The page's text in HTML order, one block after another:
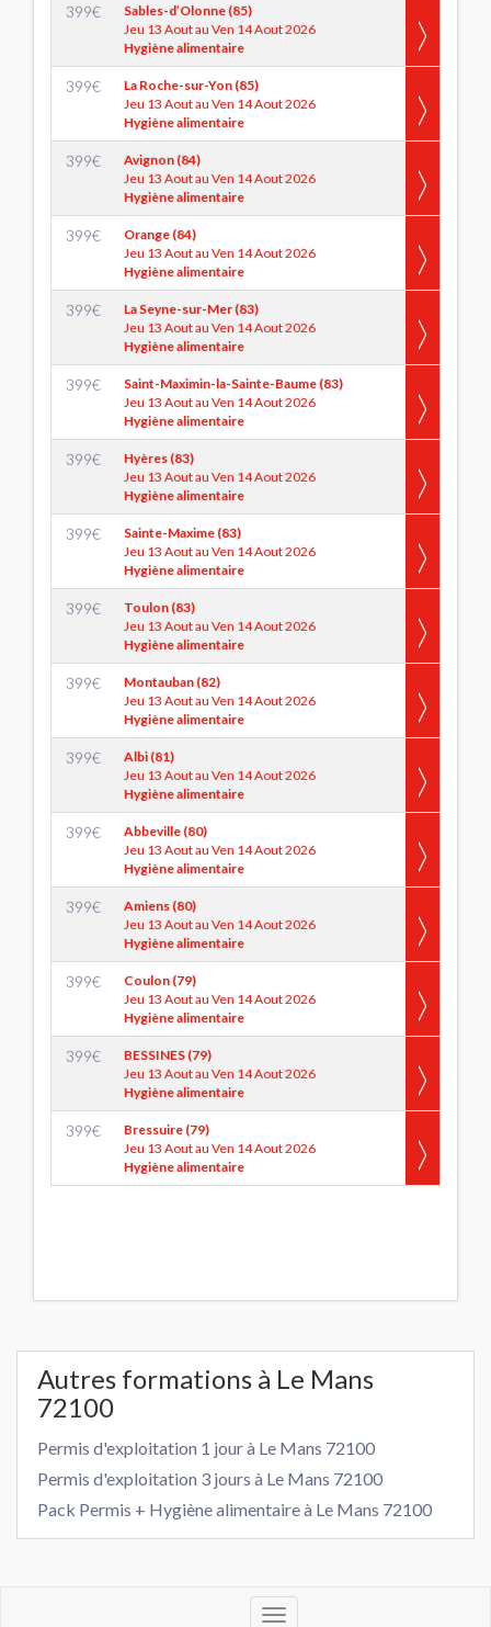
399€
Sables-d’Olonne (85)
Jeu 13 Aout au Ven 14 Aout 2026
Hygiène alimentaire
399€
La Roche-sur-Yon (85)
Jeu 13 Aout au Ven 14 Aout 2026
Hygiène alimentaire
399€
Avignon (84)
Jeu 13 Aout au Ven 14 Aout 2026
Hygiène alimentaire
399€
Orange (84)
Jeu 13 Aout au Ven 14 Aout 2026
Hygiène alimentaire
399€
La Seyne-sur-Mer (83)
Jeu 13 Aout au Ven 14 Aout 2026
Hygiène alimentaire
399€
Saint-Maximin-la-Sainte-Baume (83)
Jeu 13 Aout au Ven 14 Aout 2026
Hygiène alimentaire
399€
Hyères (83)
Jeu 13 Aout au Ven 14 Aout 2026
Hygiène alimentaire
399€
Sainte-Maxime (83)
Jeu 13 Aout au Ven 14 Aout 2026
Hygiène alimentaire
399€
Toulon (83)
Jeu 13 Aout au Ven 14 Aout 2026
Hygiène alimentaire
399€
Montauban (82)
Jeu 13 Aout au Ven 14 Aout 2026
Hygiène alimentaire
399€
Albi (81)
Jeu 13 Aout au Ven 14 Aout 2026
Hygiène alimentaire
399€
Abbeville (80)
Jeu 13 Aout au Ven 14 Aout 2026
Hygiène alimentaire
399€
Amiens (80)
Jeu 13 Aout au Ven 14 Aout 2026
Hygiène alimentaire
399€
Coulon (79)
Jeu 13 Aout au Ven 14 Aout 2026
Hygiène alimentaire
399€
BESSINES (79)
Jeu 13 Aout au Ven 14 Aout 2026
Hygiène alimentaire
399€
Bressuire (79)
Jeu 13 Aout au Ven 14 Aout 2026
Hygiène alimentaire
Autres formations à Le Mans
72100
Permis d'exploitation 1 jour à Le Mans 72100
Permis d'exploitation 3 jours à Le Mans 72100
Pack Permis + Hygiène alimentaire à Le Mans 72100
Toggle